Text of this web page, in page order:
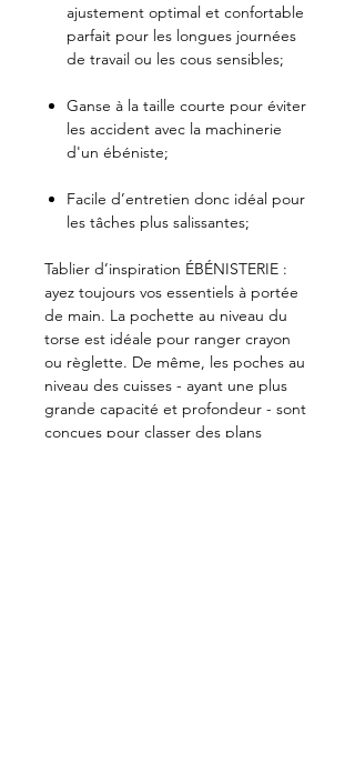
ajustement optimal et confortable
parfait pour les longues journées
de travail ou les cous sensibles;
Ganse à la taille courte pour éviter
les accident avec la machinerie
d'un ébéniste;
Facile d’entretien donc idéal pour
les tâches plus salissantes;
Tablier d’inspiration ÉBÉNISTERIE :
ayez toujours vos essentiels à portée
de main. La pochette au niveau du
torse est idéale pour ranger crayon
ou règlette. De même, les poches au
niveau des cuisses - ayant une plus
grande capacité et profondeur - sont
conçues pour classer des plans